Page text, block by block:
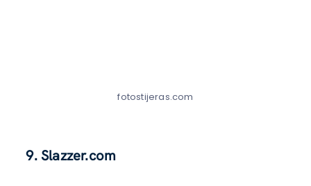
fotostijeras.com
9. Slazzer.com